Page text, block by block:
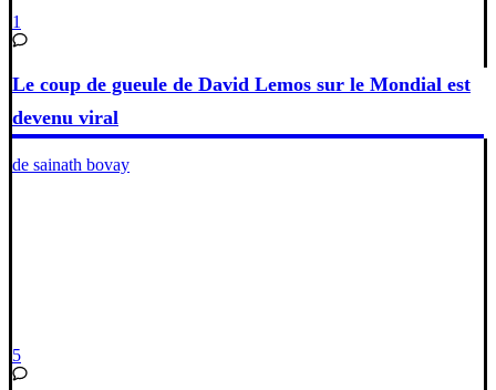
1
Le coup de gueule de David Lemos sur le Mondial est
devenu viral
de sainath bovay
5